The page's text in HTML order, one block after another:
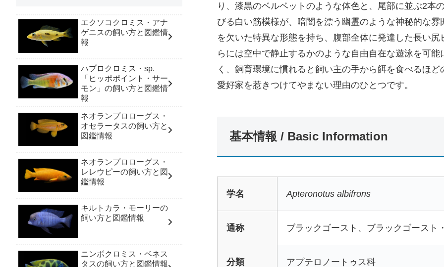
り、漆黒のベルベットのような体色と、尾部に並ぶ2本
びる白い筋模様が、暗闇を漂う幽霊のような神秘的な
を欠いた特異な形態を持ち、腹部全体に発達した長い
らには空中で静止するかのような自由自在な遊泳を可
く、飼育環境に慣れると飼い主の手から餌を食べるほ
愛好家を惹きつけてやまない理由のひとつです。
基本情報 / Basic Information
学名 Apteronotus albifrons
通称 ブラックゴースト、ブラックゴースト
分類 アプテロノートゥス科
エクソコクロミス・アナ
ゲニスの飼い方と図鑑情
報
ハプロクロミス・sp.
「ヒッポポイント・サー
モン」の飼い方と図鑑情
報
ネオランプロローグス・
オセラータスの飼い方と
図鑑情報
ネオランプロローグス・
レレウピーの飼い方と図
鑑情報
キルトカラ・モーリーの
飼い方と図鑑情報
ニンボクロミス・ベネス
タスの飼い方と図鑑情報